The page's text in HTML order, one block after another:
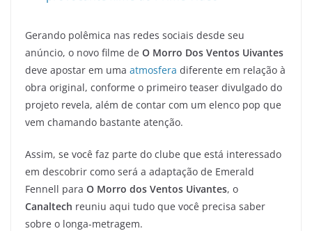
Gerando polêmica nas redes sociais desde seu
anúncio, o novo filme de O Morro Dos Ventos Uivantes
deve apostar em uma atmosfera diferente em relação à
obra original, conforme o primeiro teaser divulgado do
projeto revela, além de contar com um elenco pop que
vem chamando bastante atenção.
Assim, se você faz parte do clube que está interessado
em descobrir como será a adaptação de Emerald
Fennell para O Morro dos Ventos Uivantes, o
Canaltech reuniu aqui tudo que você precisa saber
sobre o longa-metragem.